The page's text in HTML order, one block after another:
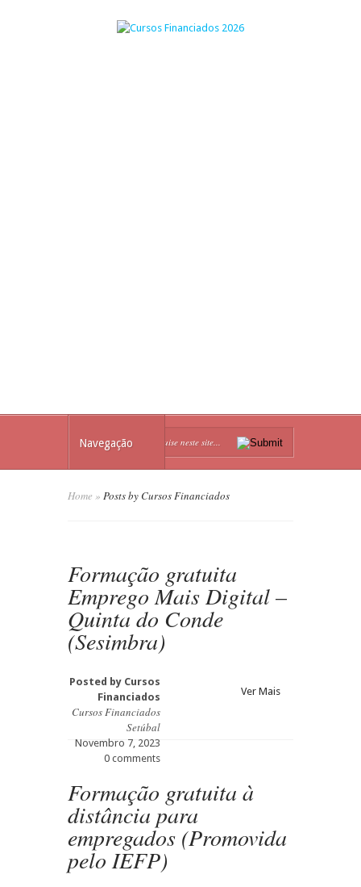
Navegação
Home » Posts by Cursos Financiados
Formação gratuita
Emprego Mais Digital –
Quinta do Conde
(Sesimbra)
Posted by Cursos
Financiados
Cursos Financiados
Setúbal
Novembro 7, 2023
0 comments
Ver Mais
Formação gratuita à
distância para
empregados (Promovida
pelo IEFP)